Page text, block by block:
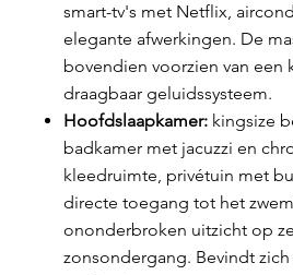
smart-tv's met Netflix,
elegante afwerkingen. De
bovendien voorzien van een
draagbaar geluidssysteem.
Hoofdslaapkamer:kingsize
badkamer met jacuzzi en
kleedruimte, privétuin met
directe toegang tot het
ononderbroken uitzicht op
zonsondergang. Bevindt